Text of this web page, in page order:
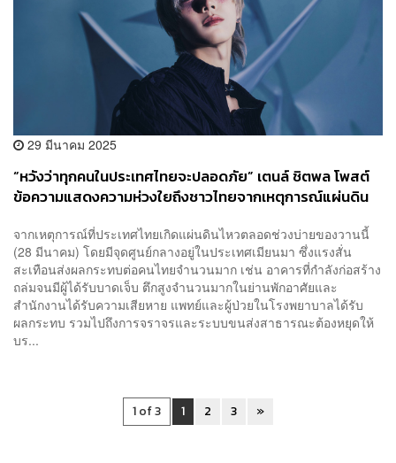
29 มีนาคม 2025
“หวังว่าทุกคนในประเทศไทยจะปลอดภัย” เตนล์ ชิตพล โพสต์
ข้อความแสดงความห่วงใยถึงชาวไทยจากเหตุการณ์แผ่นดิน
จากเหตุการณ์ที่ประเทศไทยเกิดแผ่นดินไหวตลอดช่วงบ่ายของวานนี้
(28 มีนาคม) โดยมีจุดศูนย์กลางอยู่ในประเทศเมียนมา ซึ่งแรงสั่น
สะเทือนส่งผลกระทบต่อคนไทยจำนวนมาก เช่น อาคารที่กำลังก่อสร้าง
ถล่มจนมีผู้ได้รับบาดเจ็บ ตึกสูงจำนวนมากในย่านพักอาศัยและ
สำนักงานได้รับความเสียหาย แพทย์และผู้ป่วยในโรงพยาบาลได้รับ
ผลกระทบ รวมไปถึงการจราจรและระบบขนส่งสาธารณะต้องหยุดให้
บร...
1 of 3 1 2 3 »